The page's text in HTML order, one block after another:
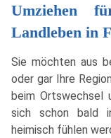
Umziehen
Landleben in
Sie möchten aus
oder gar Ihre
beim Ortswechsel
sich schon bald
heimisch fühlen